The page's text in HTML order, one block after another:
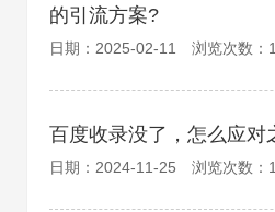
的引流方案?
日期：2025-02-11 浏览次数：
百度收录没了，怎么应对
日期：2024-11-25 浏览次数：